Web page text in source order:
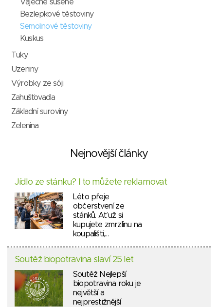
Vaječné sušené
Bezlepkové těstoviny
Semolinové těstoviny
Kuskus
Tuky
Uzeniny
Výrobky ze sóji
Zahušťovadla
Základní suroviny
Zelenina
Nejnovější články
Jídlo ze stánku? I to můžete reklamovat
Léto přeje
občerstvení ze
stánků. Ať už si
kupujete zmrzlinu na
koupališti,…
Soutěž biopotravina slaví 25 let
Soutěž Nejlepší
biopotravina roku je
největší a
nejprestižnější